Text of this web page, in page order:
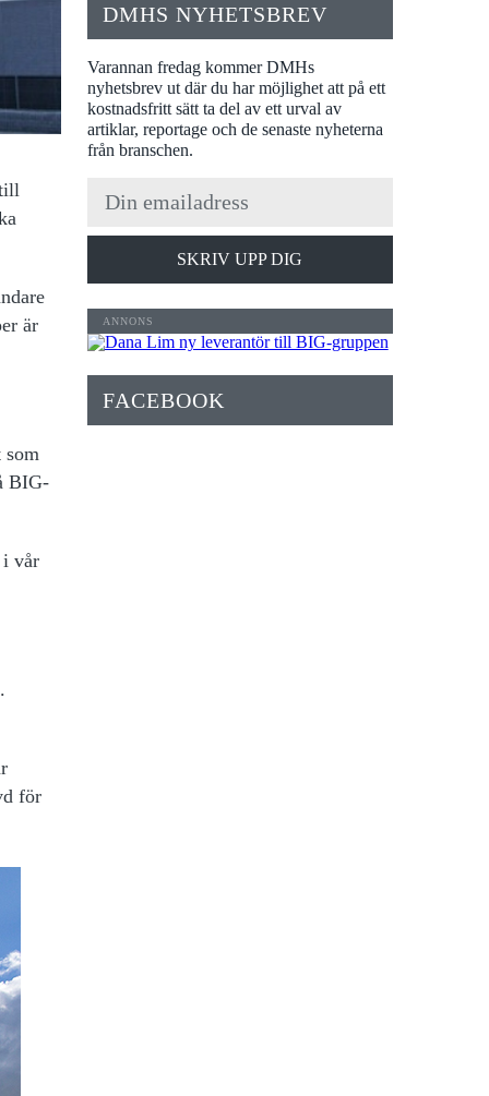
är
BIG-
i vår
för
DMHS NYHETSBREV
Varannan fredag kommer DMHs
nyhetsbrev ut där du har möjlighet att på ett
kostnadsfritt sätt ta del av ett urval av
artiklar, reportage och de senaste nyheterna
från branschen.
SKRIV UPP DIG
FACEBOOK